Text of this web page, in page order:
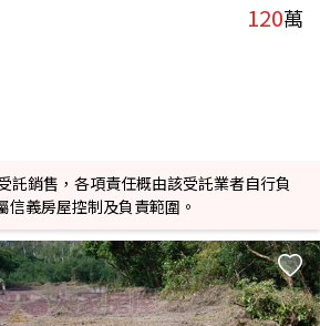
120萬
託銷售，各項責任概由該受託業者自行負
信義房屋控制及負責範圍。